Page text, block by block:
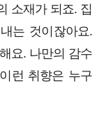
소재가 되죠. 집
는 것이잖아요.
요. 나만의 감수
런 취향은 누구